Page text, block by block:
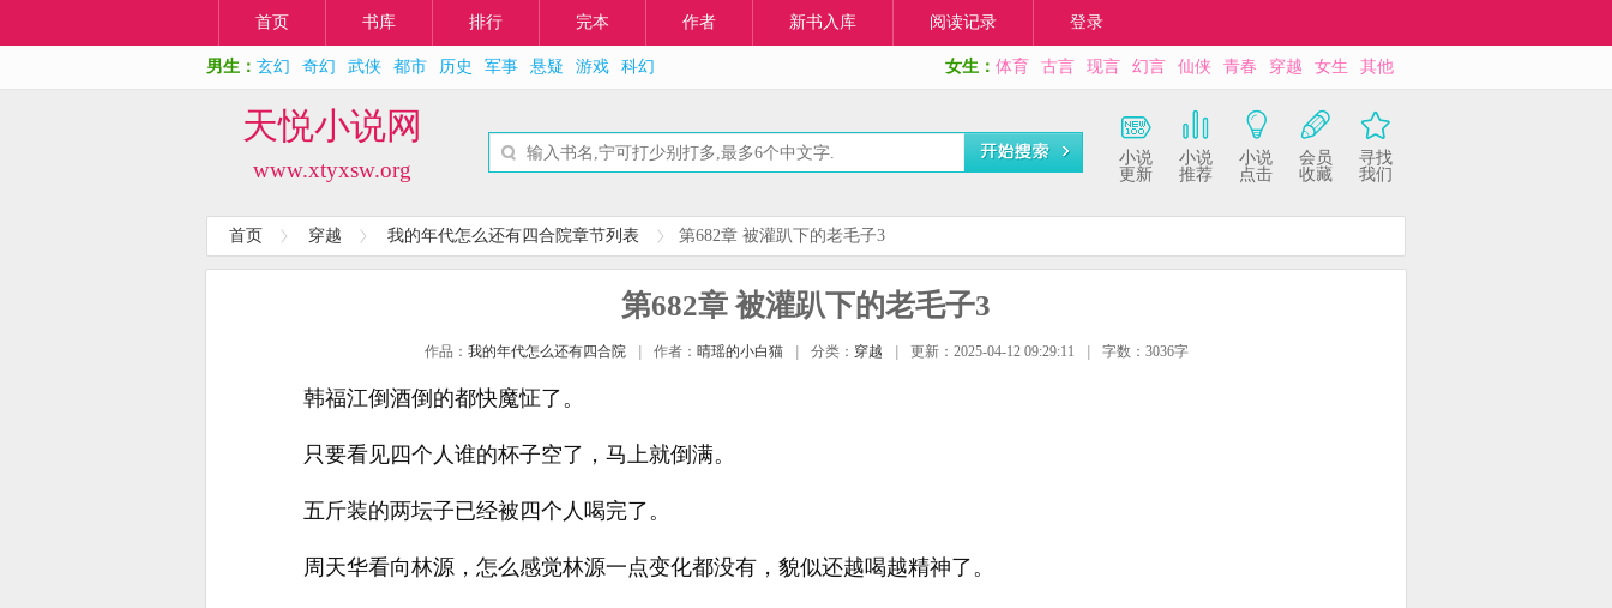
首页 书库 排行 完本 作者 新书入库 阅读记录 登录
男生： 玄幻 奇幻 武侠 都市 历史 军事 悬疑 游戏 科幻 女生： 体育 古言 现言 幻言 仙侠 青春 穿越 女生 其他
天悦小说网
www.xtyxsw.org
小说
更新
小说
推荐
小说
点击
会员
收藏
寻找
我们
首页 穿越 我的年代怎么还有四合院章节列表 第682章 被灌趴下的老毛子3
第682章 被灌趴下的老毛子3
作品： 我的年代怎么还有四合院 作者： 晴瑶的小白猫 分类： 穿越 更新：2025-04-12 09:29:11 字数：3036字
韩福江倒酒倒的都快魔怔了。
只要看见四个人谁的杯子空了，马上就倒满。
五斤装的两坛子已经被四个人喝完了。
周天华看向林源，怎么感觉林源一点变化都没有，貌似还越喝越精神了。